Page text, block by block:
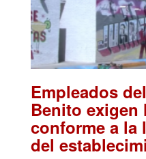
Empleados
Benito
conforme a la
del